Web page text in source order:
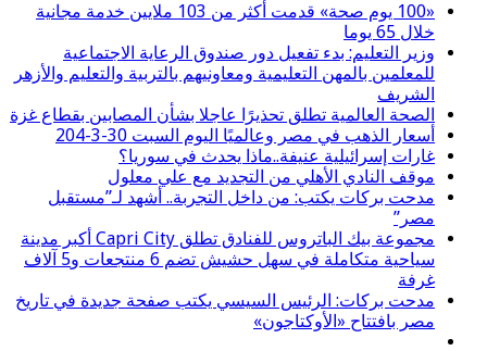
«100 يوم صحة» قدمت أكثر من 103 ملايين خدمة مجانية
خلال 65 يوما
وزير التعليم: بدء تفعيل دور صندوق الرعاية الاجتماعية
للمعلمين بالمهن التعليمية ومعاونيهم بالتربية والتعليم والأزهر
الشريف
الصحة العالمية تطلق تحذيرًا عاجلا بشأن المصابين بقطاع غزة
أسعار الذهب في مصر وعالميًا اليوم السبت 30-3-204
غارات إسرائيلية عنيفة..ماذا يحدث في سوريا؟
موقف النادي الأهلي من التجديد مع علي معلول
مدحت بركات يكتب: من داخل التجربة.. أشهد لـ”مستقبل
مصر”
مجموعة بيك الباتروس للفنادق تطلق Capri City أكبر مدينة
سياحية متكاملة في سهل حشيش تضم 6 منتجعات و5 آلاف
غرفة
مدحت بركات: الرئيس السيسي يكتب صفحة جديدة في تاريخ
مصر بافتتاح «الأوكتاجون»